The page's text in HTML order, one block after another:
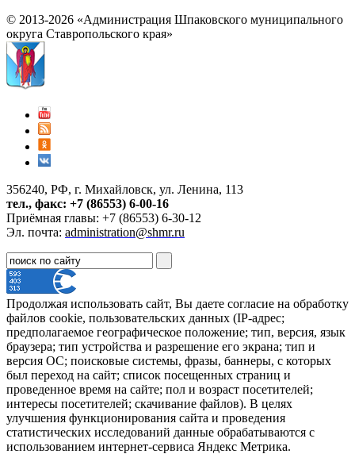
© 2013-2026 «Администрация Шпаковского муниципального
округа Ставропольского края»
356240, РФ, г. Михайловск, ул. Ленина, 113
тел., факс: +7 (86553) 6-00-16
Приёмная главы: +7 (86553) 6-30-12
Эл. почта: administration@shmr.ru
Продолжая использовать сайт, Вы даете согласие на обработку
файлов cookie, пользовательских данных (IP-адрес;
предполагаемое географическое положение; тип, версия, язык
браузера; тип устройства и разрешение его экрана; тип и
версия ОС; поисковые системы, фразы, баннеры, с которых
был переход на сайт; список посещенных страниц и
проведенное время на сайте; пол и возраст посетителей;
интересы посетителей; скачивание файлов). В целях
улучшения функционирования сайта и проведения
статистических исследований данные обрабатываются с
использованием интернет-сервиса Яндекс Метрика.